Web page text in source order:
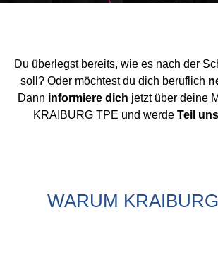
Technologie médicale
Du überlegst bereits, wie es nach der
soll? Oder möchtest du dich beruflich
Dann informiere dich jetzt über deine
KRAIBURG TPE und werde Teil
WARUM